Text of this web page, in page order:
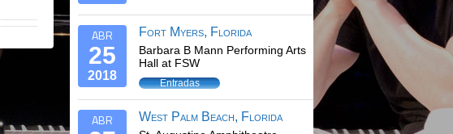
ABR
25
2018
Fort Myers, Florida
Barbara B Mann Performing Arts
Hall at FSW
Entradas
ABR West Palm Beach, Florida